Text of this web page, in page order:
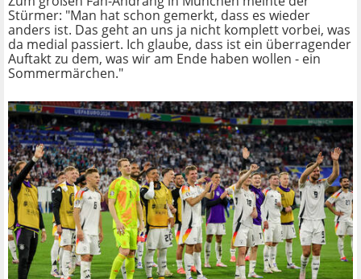
Stürmer: "Man hat schon gemerkt, dass es wieder
anders ist. Das geht an uns ja nicht komplett vorbei, was
da medial passiert. Ich glaube, dass ist ein überragender
Auftakt zu dem, was wir am Ende haben wollen - ein
Sommermärchen."